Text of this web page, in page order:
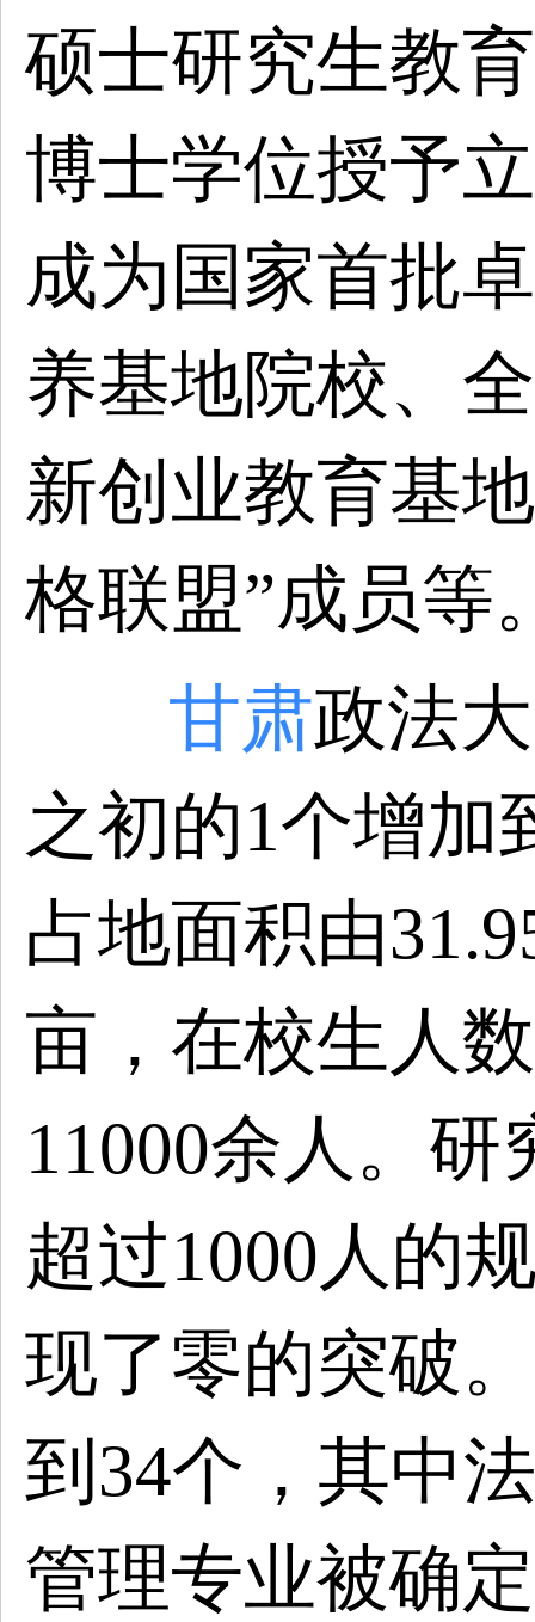
硕士研究生教
博士学位授予
成为国家首批
养基地院校、
新创业教育基
格联盟”成员
甘肃政法
之初的1个增加
占地面积由
亩，在校生人
11000余人。
超过1000人的
现了零的突破
到34个，其中
管理专业被确